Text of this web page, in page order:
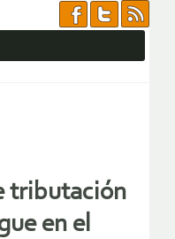
tributación
en el